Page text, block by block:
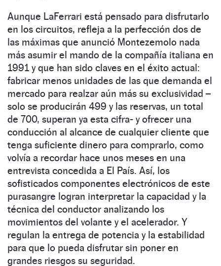
Aunque LaFerrari está pensado para disfrutarlo
en los circuitos, refleja a la perfección dos de
las máximas que anunció Montezemolo nada
más asumir el mando de la compañía italiana en
1991 y que han sido claves en el éxito actual:
fabricar menos unidades de las que demanda el
mercado para realzar aún más su exclusividad –
solo se producirán 499 y las reservas, un total
de 700, superan ya esta cifra- y ofrecer una
conducción al alcance de cualquier cliente que
tenga suficiente dinero para comprarlo, como
volvía a recordar hace unos meses en una
entrevista concedida a El País. Así, los
sofisticados componentes electrónicos de este
purasangre logran interpretar la capacidad y la
técnica del conductor analizando los
movimientos del volante y el acelerador. Y
regulan la entrega de potencia y la estabilidad
para que lo pueda disfrutar sin poner en
grandes riesgos su seguridad.